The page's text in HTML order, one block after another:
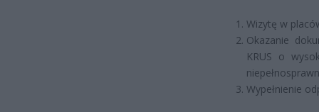
Wizytę w
Okazanie
KRUS o
Wypełnienie